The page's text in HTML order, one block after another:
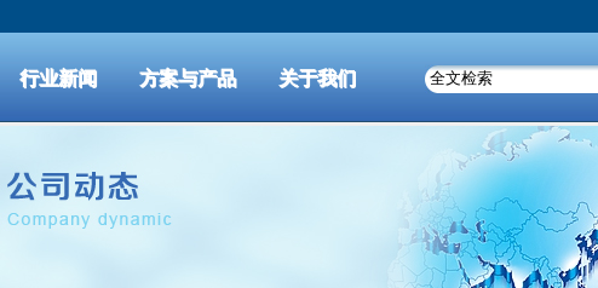
行业新闻 方案与产品 关于我们